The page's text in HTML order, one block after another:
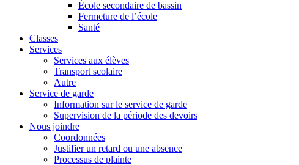
École secondaire de bassin
Fermeture de l’école
Santé
Classes
Services
Services aux élèves
Transport scolaire
Autre
Service de garde
Information sur le service de garde
Supervision de la période des devoirs
Nous joindre
Coordonnées
Justifier un retard ou une absence
Processus de plainte